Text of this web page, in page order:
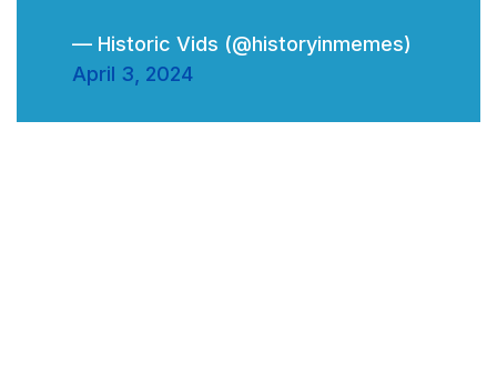
— Historic Vids (@historyinmemes)
April 3, 2024